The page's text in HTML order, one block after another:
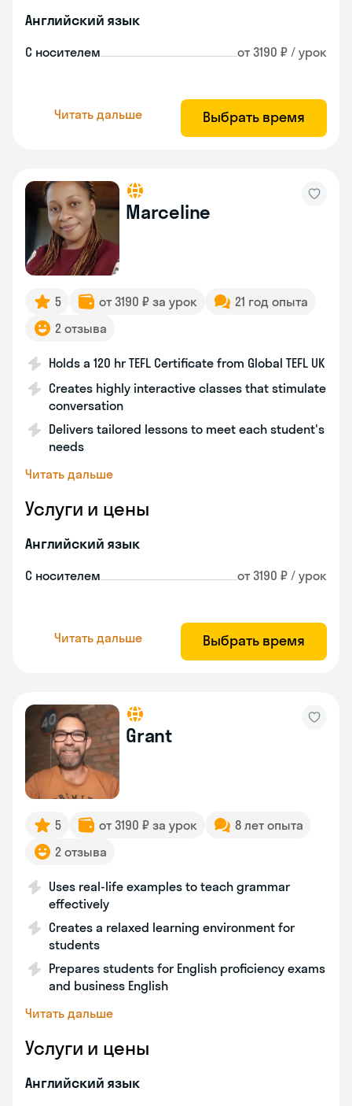
Английский язык
С носителем от 3190 ₽ / урок
Читать дальше Выбрать время
Marceline
5 от 3190 ₽ за урок
21 год опыта
2 отзыва
Holds a 120 hr TEFL Certificate from Global TEFL UK
Creates highly interactive classes that stimulate
conversation
Delivers tailored lessons to meet each student's
needs
Читать дальше
Услуги и цены
Английский язык
С носителем от 3190 ₽ / урок
Читать дальше Выбрать время
Grant
5 от 3190 ₽ за урок
8 лет опыта
2 отзыва
Uses real-life examples to teach grammar
effectively
Creates a relaxed learning environment for
students
Prepares students for English proficiency exams
and business English
Читать дальше
Услуги и цены
Английский язык